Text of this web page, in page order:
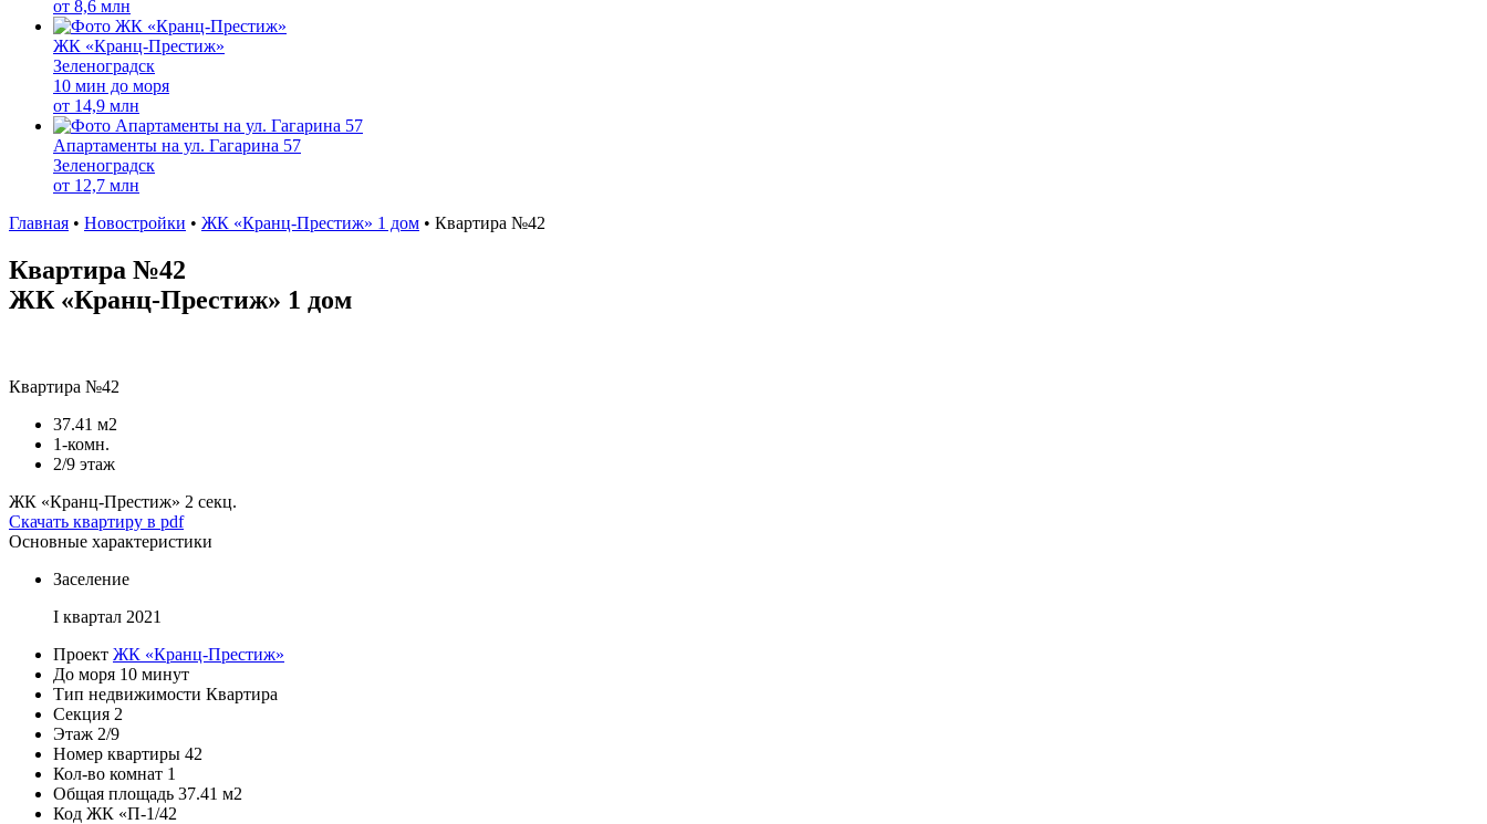
от 8,6 млн
ЖК «Кранц-Престиж»
Зеленоградск
10 мин до моря
от 14,9 млн
Апартаменты на ул. Гагарина 57
Зеленоградск
от 12,7 млн
Главная • Новостройки • ЖК «Кранц-Престиж» 1 дом • Квартира №42
Квартира №42
ЖК «Кранц-Престиж» 1 дом
Квартира №42
37.41 м2
1-комн.
2/9 этаж
ЖК «Кранц-Престиж» 2 секц.
Скачать квартиру в pdf
Основные характеристики
Заселение
I квартал 2021
Проект ЖК «Кранц-Престиж»
До моря 10 минут
Тип недвижимости Квартира
Секция 2
Этаж 2/9
Номер квартиры 42
Кол-во комнат 1
Общая площадь 37.41 м2
Код ЖК «П-1/42